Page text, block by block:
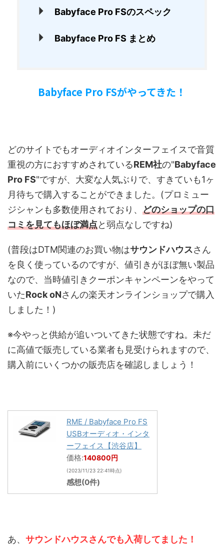
Babyface Pro FSのスペック
Babyface Pro FS まとめ
Babyface Pro FSがやってきた！
どのサイトでもオーディオインターフェイスで音質
重視の方におすすめされているREM社の"Babyface
Pro FS"ですが、大変な人気ぶりで、すきていも1ヶ
月待ちで購入することができました。(プロミュー
ジシャンも多数使用されており、 どのショップの口
コミを見てもほぼ満点と弱点なしですね)
(普段はDTM関連のお買い物はサウンドハウスさん
を良く使っているのですが、値引きがほぼ無い製品
なので、当時値引きクーポンキャンペーンをやって
いたRock oNさんの楽天オンラインショップで購入
しました！)
※今やっと供給が追いついてきた状態ですね。未だ
に高値で販売している業者も見受けられますので、
購入前にいくつかの販売店を確認しましょう！
RME / Babyface Pro FS
USBオーディオ・インタ
ーフェイス【渋谷店】
価格:140800円
(2023/11/23 22:41時点)
感想(0件)
あ、 サウンドハウスさんでも入荷してました！